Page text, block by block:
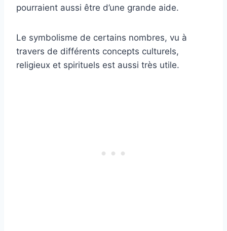
pourraient aussi être d’une grande aide.
Le symbolisme de certains nombres, vu à
travers de différents concepts culturels,
religieux et spirituels est aussi très utile.